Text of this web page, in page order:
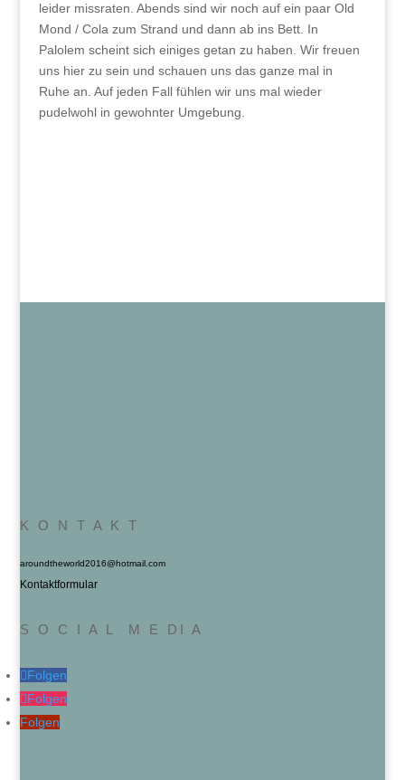
leider missraten. Abends sind wir noch auf ein paar Old
Mond / Cola zum Strand und dann ab ins Bett. In
Palolem scheint sich einiges getan zu haben. Wir freuen
uns hier zu sein und schauen uns das ganze mal in
Ruhe an. Auf jeden Fall fühlen wir uns mal wieder
pudelwohl in gewohnter Umgebung.
K O N T A K T
aroundtheworld2016@hotmail.com
Kontaktformular
S O C I A L M E DI A
Folgen
Folgen
Folgen